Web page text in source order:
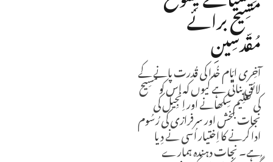
مسِیح برائے
مُقّدسِینِ
آخِری ایّام خُدا کی قُدرت پانے کے
لائق بناتی ہے کیوں کہ اِس کو مسِیح
کی تعلِیم سِکھانے اور اِنجِیل کی
نجات بخش اور سرفرازی کی رُسُوم
ادا کرنے کا اِختیار اُسی نے دِیا
ہے۔نجات دہندہ ہمارے